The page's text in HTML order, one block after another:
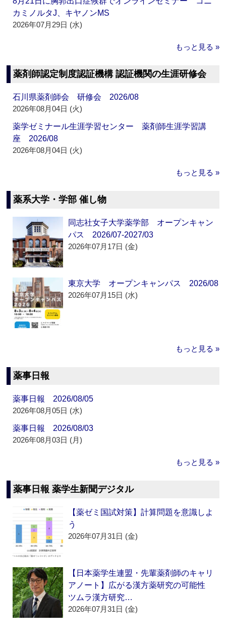
カミノルタJ、キヤノンMS
2026年07月29日 (水)
もっと見る »
薬剤師認定制度認証機構 認証機関の生涯研修会
石川県薬剤師会 研修会 2026/08
2026年08月04日 (火)
薬学ゼミナール生涯学習センター 薬剤師生涯学習講
座 2026/08
2026年08月04日 (火)
もっと見る »
薬系大学・学部 催し物
同志社女子大学薬学部 オープンキャン
パス 2026/07-2027/03
2026年07月17日 (金)
東京大学 オープンキャンパス 2026/08
2026年07月15日 (水)
もっと見る »
薬事日報
薬事日報 2026/08/05
2026年08月05日 (水)
薬事日報 2026/08/03
2026年08月03日 (月)
もっと見る »
薬事日報 薬学生新聞デジタル
【薬ゼミ国試対策】計算問題を意識しよ
う
2026年07月31日 (金)
【日本薬学生連盟・先輩薬剤師のキャリ
アノート】広がる漢方薬研究の可能性
ツムラ漢方研究…
2026年07月31日 (金)